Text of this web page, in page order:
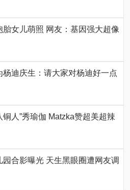
胎女儿萌照 网友：基因强大超像
杨迪庆生：请大家对杨迪好一点
铜人”秀瑜伽 Matzka赞超美超辣
园合影曝光 天生黑眼圈遭网友调